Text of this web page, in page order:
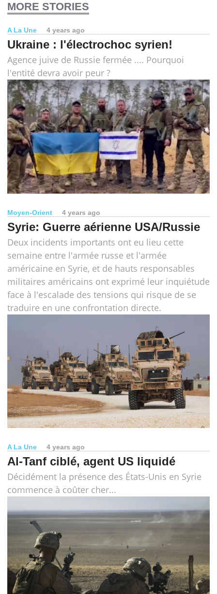
MORE STORIES
A La Une 4 years ago
Ukraine : l'électrochoc syrien!
Agence juive de Russie fermée .... Pourquoi
l'entité devra avoir peur ?
Moyen-Orient 4 years ago
Syrie: Guerre aérienne USA/Russie
Deux incidents importants ont eu lieu cette
semaine entre l'armée russe et l'armée
américaine en Syrie, et de hauts responsables
militaires américains ont exprimé leur inquiétude
face à l'escalade des tensions qui risque de se
traduire en une confrontation directe.
A La Une 4 years ago
Al-Tanf ciblé, agent US liquidé
Décidément la présence des États-Unis en Syrie
commence à coûter cher...